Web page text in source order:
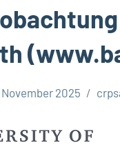
November 2025